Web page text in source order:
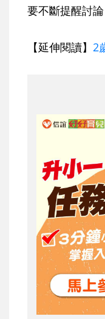
要不斷提醒討論
【延伸閱讀】 2